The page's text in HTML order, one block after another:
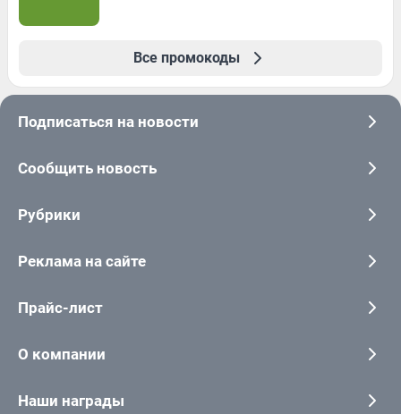
Все промокоды
Подписаться на новости
Сообщить новость
Рубрики
Реклама на сайте
Прайс-лист
О компании
Наши награды